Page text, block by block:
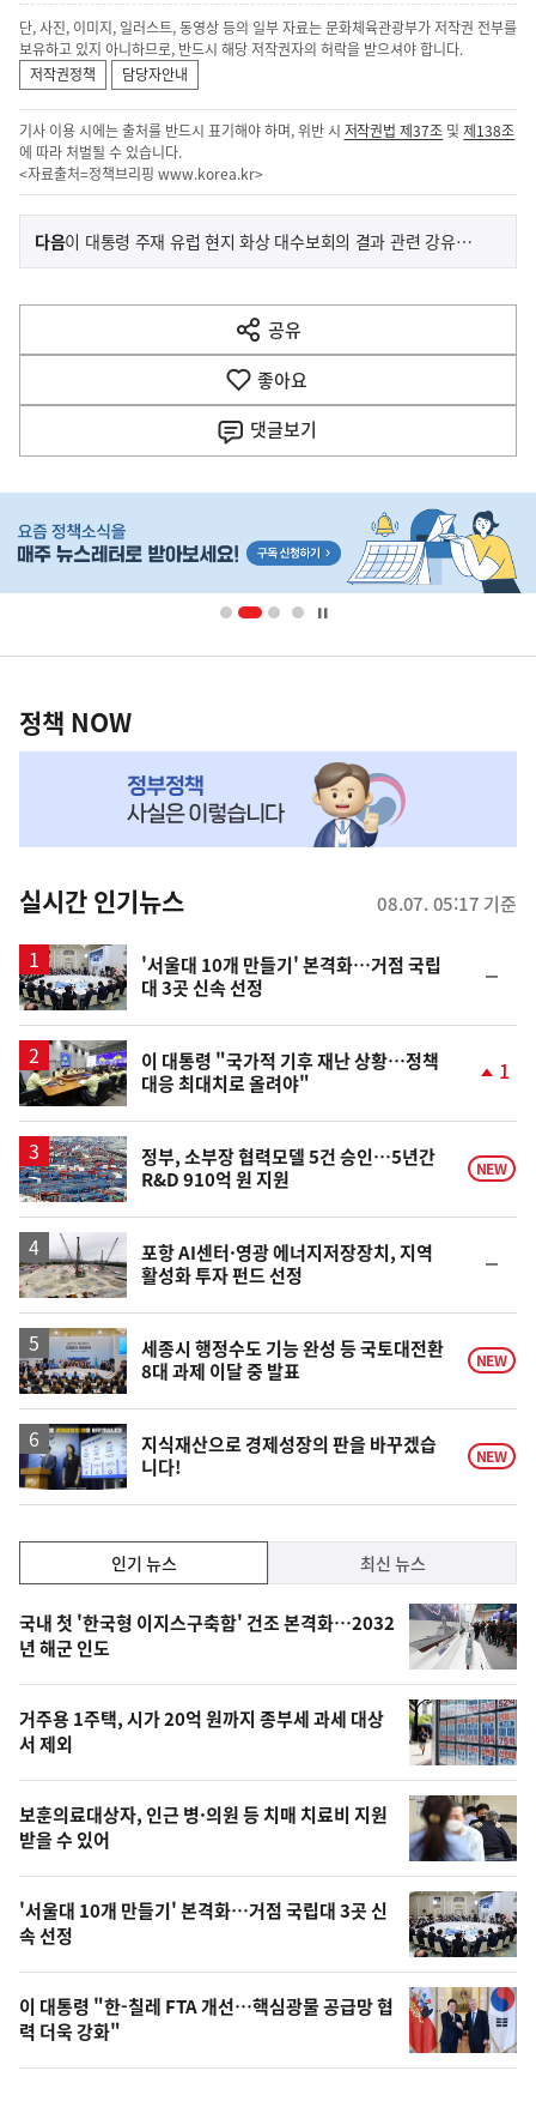
단, 사진, 이미지, 일러스트, 동영상 등의 일부 자료는 문화체육관광부가 저작권 전부를
보유하고 있지 아니하므로, 반드시 해당 저작권자의 허락을 받으셔야 합니다.
저작권정책
담당자안내
기사 이용 시에는 출처를 반드시 표기해야 하며, 위반 시 저작권법 제37조 및제138조
에 따라 처벌될 수 있습니다.
<자료출처=정책브리핑 www.korea.kr>
이
전
다
음
다음기
사
이 대통령 주재 유럽 현지 화상 대수보회의 결과 관련 강유정 수석대변인 서면 브리핑
공유
열
기
좋아요
댓글보기
단
영
책
NOW,
뉴
스
정책 NOW
실시간 인기뉴스 08.07. 05:17 기준
'서울대 10개 만들기' 본격화…거점 국립
대 3곳 신속 선정
일
이 대통령 "국가적 기후 재난 상황…정책
대응 최대치로 올려야"
상
승
1
정부, 소부장 협력모델 5건 승인…5년간
R&D 910억 원 지원
NEW
포항 AI센터·영광 에너지저장장치, 지역
활성화 투자 펀드 선정
일
세종시 행정수도 기능 완성 등 국토대전환
8대 과제 이달 중 발표
NEW
지식재산으로 경제성장의 판을 바꾸겠습
니다!
NEW
기,
최
신,
오
늘
의
영
상
오
늘
의
사
진
인기 뉴스 최신 뉴스
기
뉴
스
국내 첫 '한국형 이지스구축함' 건조 본격화…2032
년 해군 인도
거주용 1주택, 시가 20억 원까지 종부세 과세 대상
서 제외
보훈의료대상자, 인근 병·의원 등 치매 치료비 지원
받을 수 있어
'서울대 10개 만들기' 본격화…거점 국립대 3곳 신
속 선정
이 대통령 "한-칠레 FTA 개선…핵심광물 공급망 협
력 더욱 강화"